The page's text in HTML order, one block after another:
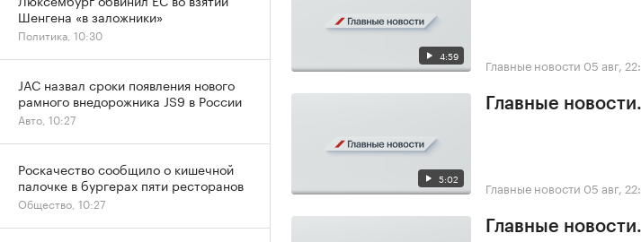
4:59 Главные новости 05 авг,
5:02
Главные
Главные новости 05 авг,
Главные
Шенгена «в заложники»
Политика, 10:30
JAC назвал сроки появления нового
рамного внедорожника JS9 в России
Авто, 10:27
Роскачество сообщило о кишечной
палочке в бургерах пяти ресторанов
Общество, 10:27